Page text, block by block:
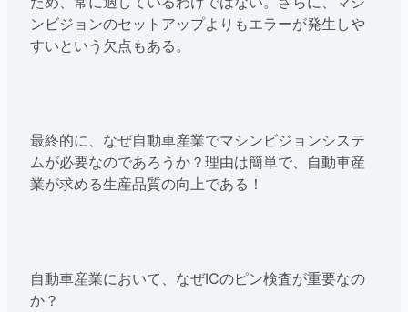
ンビジョンのセットアップよりもエラーが発生しや
すいという欠点もある。
最終的に、なぜ自動車産業でマシンビジョンシステ
ムが必要なのであろうか？理由は簡単で、自動車産
業が求める生産品質の向上である！
自動車産業において、なぜICのピン検査が重要なの
か？